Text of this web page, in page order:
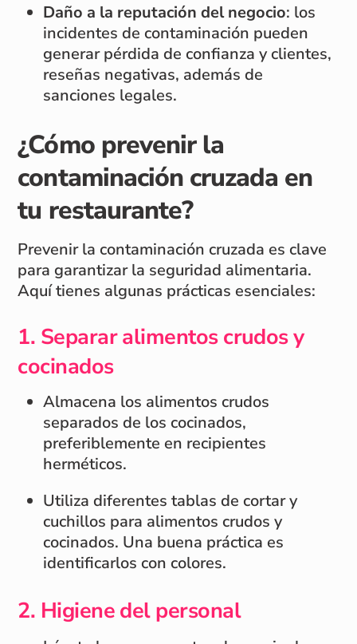
Daño a la reputación del negocio: los
incidentes de contaminación pueden
generar pérdida de confianza y clientes,
reseñas negativas, además de
sanciones legales.
¿Cómo prevenir la
contaminación cruzada en
tu restaurante?
Prevenir la contaminación cruzada es clave
para garantizar la seguridad alimentaria.
Aquí tienes algunas prácticas esenciales:
1. Separar alimentos crudos y
cocinados
Almacena los alimentos crudos
separados de los cocinados,
preferiblemente en recipientes
herméticos.
Utiliza diferentes tablas de cortar y
cuchillos para alimentos crudos y
cocinados. Una buena práctica es
identificarlos con colores.
2. Higiene del personal